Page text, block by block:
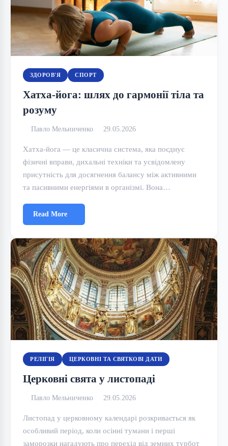
ЗДОРОВ'Я СПОРТ
Хатха-йога: шлях до гармонії тіла та
розуму
Павло Мельниченко 29.05.2026
Хатха-йога — це класична система, яка поєднує
фізичні вправи, дихальні техніки та усвідомлену
присутність для досягнення балансу між активними
та пасивними енергіями в організмі. Вона…
Read More
РЕЛІГІЯ ЦЕРКОВНІ ТА СВЯТКОВІ ДАТИ
Церковні свята у листопаді
Павло Мельниченко 29.05.2026
Листопад у церковному календарі розкривається як
особливий період, коли осінні тумани і перші
заморозки нагадують про перехід від земних турбот